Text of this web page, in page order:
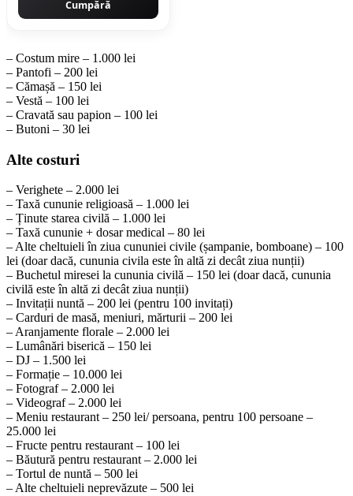
Cumpără
– Costum mire – 1.000 lei
– Pantofi – 200 lei
– Cămașă – 150 lei
– Vestă – 100 lei
– Cravată sau papion – 100 lei
– Butoni – 30 lei
Alte costuri
– Verighete – 2.000 lei
– Taxă cununie religioasă – 1.000 lei
– Ținute starea civilă – 1.000 lei
– Taxă cununie + dosar medical – 80 lei
– Alte cheltuieli în ziua cununiei civile (șampanie, bomboane) – 100
lei (doar dacă, cununia civila este în altă zi decât ziua nunții)
– Buchetul miresei la cununia civilă – 150 lei (doar dacă, cununia
civilă este în altă zi decât ziua nunții)
– Invitații nuntă – 200 lei (pentru 100 invitați)
– Carduri de masă, meniuri, mărturii – 200 lei
– Aranjamente florale – 2.000 lei
– Lumânări biserică – 150 lei
– DJ – 1.500 lei
– Formație – 10.000 lei
– Fotograf – 2.000 lei
– Videograf – 2.000 lei
– Meniu restaurant – 250 lei/ persoana, pentru 100 persoane –
25.000 lei
– Fructe pentru restaurant – 100 lei
– Băutură pentru restaurant – 2.000 lei
– Tortul de nuntă – 500 lei
– Alte cheltuieli neprevăzute – 500 lei